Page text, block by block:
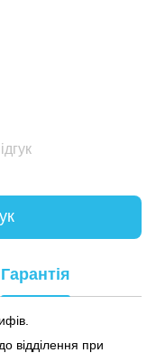
Гарантія
відділення при